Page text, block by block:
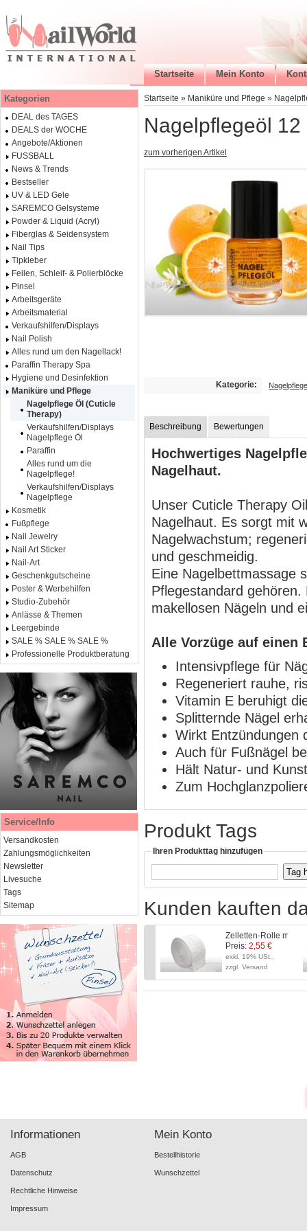
Startseite Mein Konto
Startseite » Maniküre und Pflege »
Nagelpflegeöl
zum vorherigen Artikel
Kategorie:
Beschreibung Bewertungen
Hochwertiges
Nagelhaut.
Unser Cuticle Therapy
Nagelhaut. Es sorgt mit
Nagelwachstum;
und geschmeidig.
Eine Nagelbettmassage
Pflegestandard
makellosen Nägeln und
Alle Vorzüge auf einen
Intensivpflege für
Regeneriert rauhe,
Vitamin E beruhigt
Splitternde Nägel
Wirkt Entzündungen
Auch für Fußnägel
Hält Natur- und
Zum
Produkt Tags
Ihren Produkttag hinzufügen
Kunden kauften
Zelletten-Rolle mit
Preis: 2,55 €
exkl. 19% USt.,
zzgl. Versand
Kategorien
DEAL des TAGES
DEALS der WOCHE
Angebote/Aktionen
FUSSBALL
News & Trends
Bestseller
UV & LED Gele
SAREMCO Gelsysteme
Powder & Liquid (Acryl)
Fiberglas & Seidensystem
Nail Tips
Tipkleber
Feilen, Schleif- & Polierblöcke
Pinsel
Arbeitsgeräte
Arbeitsmaterial
Verkaufshilfen/Displays
Nail Polish
Alles rund um den Nagellack!
Paraffin Therapy Spa
Hygiene und Desinfektion
Maniküre und Pflege
Nagelpflege Öl (Cuticle
Therapy)
Verkaufshilfen/Displays
Nagelpflege Öl
Paraffin
Alles rund um die
Nagelpflege!
Verkaufshilfen/Displays
Nagelpflege
Kosmetik
Fußpflege
Nail Jewelry
Nail Art Sticker
Nail-Art
Geschenkgutscheine
Poster & Werbehilfen
Studio-Zubehör
Anlässe & Themen
Leergebinde
SALE % SALE % SALE %
Professionelle Produktberatung
Service/Info
Versandkosten
Zahlungsmöglichkeiten
Newsletter
Livesuche
Tags
Sitemap
Informationen
AGB
Datenschutz
Rechtliche Hinweise
Impressum
Mein Konto
Bestellhistorie
Wunschzettel